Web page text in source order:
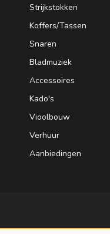
Strijkstokken
Koffers/Tassen
Snaren
Bladmuziek
Accessoires
Kado's
Vioolbouw
Verhuur
Aanbiedingen